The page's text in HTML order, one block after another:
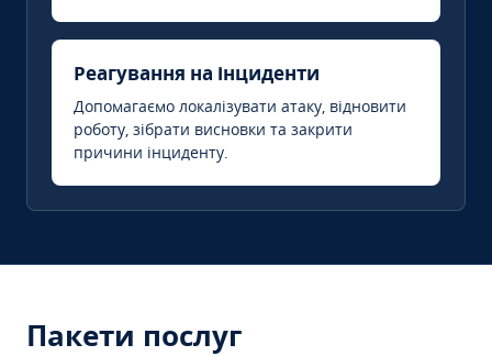
Реагування на інциденти
Допомагаємо локалізувати атаку, відновити
роботу, зібрати висновки та закрити
причини інциденту.
Пакети послуг